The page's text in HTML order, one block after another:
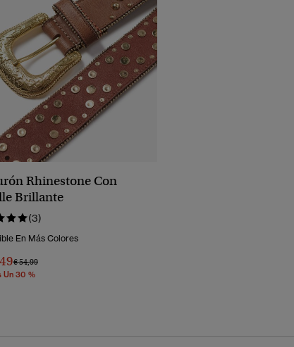
Rhinestone Con
Brillante
(3)
En Más Colores
Precio Rebajado De
€ 54,99A
Un 30 %